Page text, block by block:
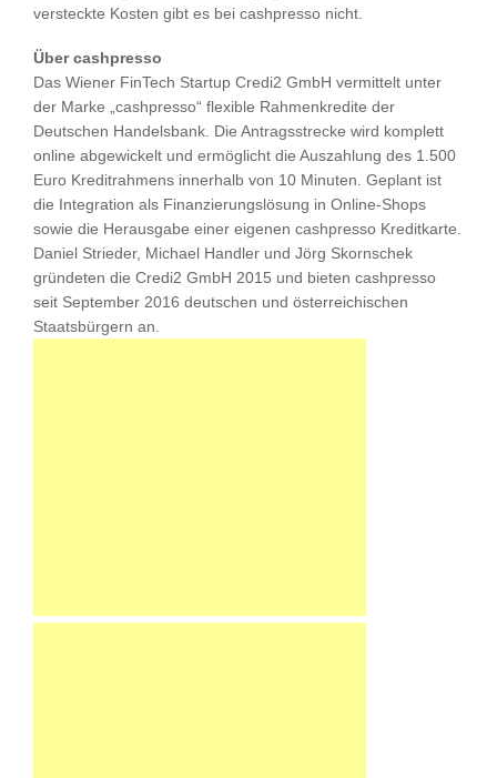
versteckte Kosten gibt es bei cashpresso nicht.
Über cashpresso
Das Wiener FinTech Startup Credi2 GmbH vermittelt unter
der Marke „cashpresso“ flexible Rahmenkredite der
Deutschen Handelsbank. Die Antragsstrecke wird komplett
online abgewickelt und ermöglicht die Auszahlung des 1.500
Euro Kreditrahmens innerhalb von 10 Minuten. Geplant ist
die Integration als Finanzierungslösung in Online-Shops
sowie die Herausgabe einer eigenen cashpresso Kreditkarte.
Daniel Strieder, Michael Handler und Jörg Skornschek
gründeten die Credi2 GmbH 2015 und bieten cashpresso
seit September 2016 deutschen und österreichischen
Staatsbürgern an.